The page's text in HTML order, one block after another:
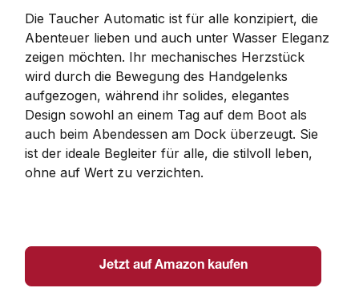
Die Taucher Automatic ist für alle konzipiert, die
Abenteuer lieben und auch unter Wasser Eleganz
zeigen möchten. Ihr mechanisches Herzstück
wird durch die Bewegung des Handgelenks
aufgezogen, während ihr solides, elegantes
Design sowohl an einem Tag auf dem Boot als
auch beim Abendessen am Dock überzeugt. Sie
ist der ideale Begleiter für alle, die stilvoll leben,
ohne auf Wert zu verzichten.
Jetzt auf Amazon kaufen